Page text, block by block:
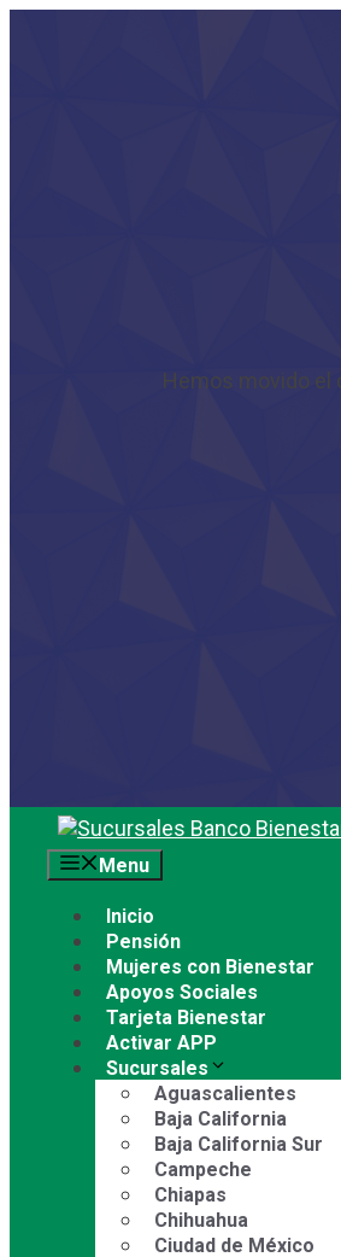
Hemos movido el
Saltar
contenidoMenu
Inicio
Pensión
Mujeres con Bienestar
Apoyos Sociales
Tarjeta Bienestar
Activar APP
Sucursales
Aguascalientes
Baja California
Baja California Sur
Campeche
Chiapas
Chihuahua
Ciudad de México